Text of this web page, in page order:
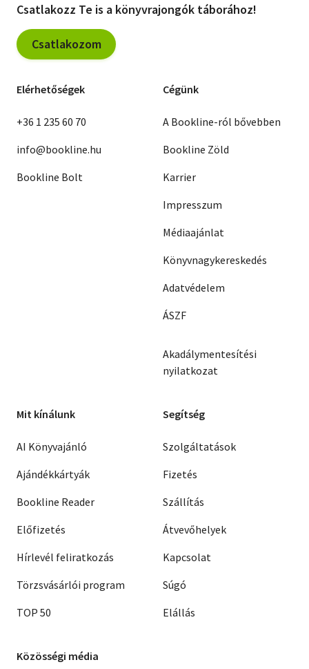
Csatlakozz Te is a könyvrajongók táborához!
Csatlakozom
Elérhetőségek
+36 1 235 60 70
info@bookline.hu
Bookline Bolt
Cégünk
A Bookline-ról bővebben
Bookline Zöld
Karrier
Impresszum
Médiaajánlat
Könyvnagykereskedés
Adatvédelem
ÁSZF
Akadálymentesítési
nyilatkozat
Mit kínálunk
AI Könyvajánló
Ajándékkártyák
Bookline Reader
Előfizetés
Hírlevél feliratkozás
Törzsvásárlói program
TOP 50
Segítség
Szolgáltatások
Fizetés
Szállítás
Átvevőhelyek
Kapcsolat
Súgó
Elállás
Közösségi média